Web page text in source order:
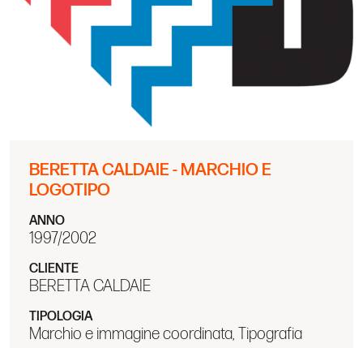
BERETTA CALDAIE - MARCHIO E
LOGOTIPO
ANNO
1997/2002
CLIENTE
BERETTA CALDAIE
TIPOLOGIA
Marchio e immagine coordinata, Tipografia